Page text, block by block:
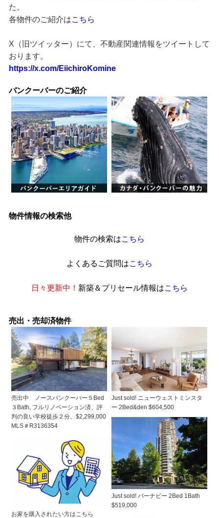
た。
各物件のご紹介はこちら
X（旧ツイッター）にて、不動産関連情報をツイートして
おります。
https://x.com/EiichiroKomine
バンクーバーのご紹介
物件情報の検索他
物件の検索はこちら
よくあるご質問はこちら
日々更新中！ 新築＆プリセール情報はこちら
売出・売却済物件
売出中 ノースバンクーバー５Bed
３Bath, フルリノベーション済、評
判の良い学校徒歩２分、$2,299,000
MLS＃R3136354
Just sold! ニューウェストミンスタ
ー 2Bed&den $604,500
Just sold! バーナビー 2Bed 1Bath
$519,000
お家を購入されたい方はこちら